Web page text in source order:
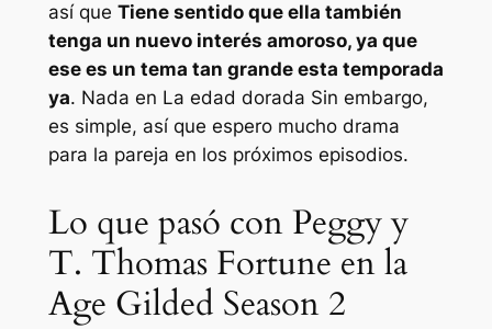
así que Tiene sentido que ella también
tenga un nuevo interés amoroso, ya que
ese es un tema tan grande esta temporada
ya. Nada en La edad dorada Sin embargo,
es simple, así que espero mucho drama
para la pareja en los próximos episodios.
Lo que pasó con Peggy y
T. Thomas Fortune en la
Age Gilded Season 2